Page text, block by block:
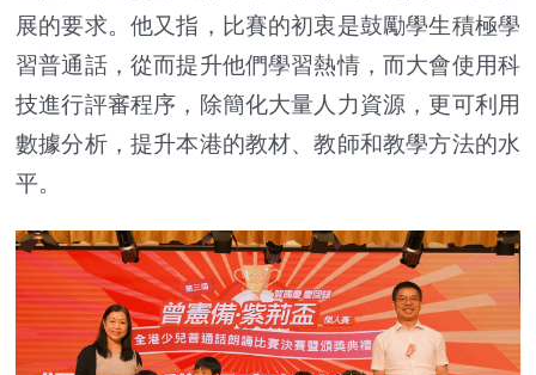
展的要求。他又指，比賽的初衷是鼓勵學生積極學
習普通話，從而提升他們學習熱情，而大會使用科
技進行評審程序，除簡化大量人力資源，更可利用
數據分析，提升本港的教材、教師和教學方法的水
平。